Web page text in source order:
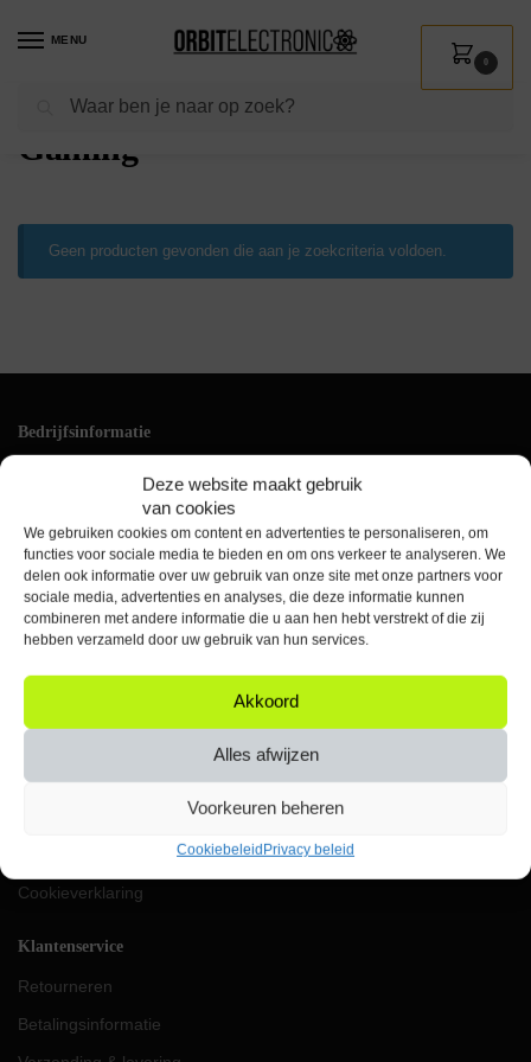
Deze website maakt gebruik
van cookies
We gebruiken cookies om content en advertenties te personaliseren, om
functies voor sociale media te bieden en om ons verkeer te analyseren. We
delen ook informatie over uw gebruik van onze site met onze partners voor
sociale media, advertenties en analyses, die deze informatie kunnen
combineren met andere informatie die u aan hen hebt verstrekt of die zij
hebben verzameld door uw gebruik van hun services.
Akkoord
Alles afwijzen
Voorkeuren beheren
CookiebeleidPrivacy beleid
MENU
Zoeken
0
Shop / Computer / Gaming
Gaming
Geen producten gevonden die aan je zoekcriteria voldoen.
Bedrijfsinformatie
+31(0)228 528 161
Elke werkdag bereikbaar
tussen 09:00 & 17:00 uur
KVK: 87624419
VAT: NL004453656B91
IBAN: NL69RABO0357049896
Werken bij Orbit
Algemene voorwaarden
Cookieverklaring
Klantenservice
Retourneren
Betalingsinformatie